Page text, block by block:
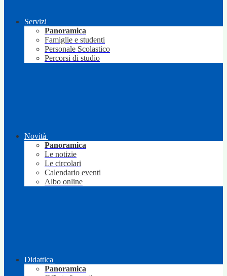
Servizi
Panoramica
Famiglie e studenti
Personale Scolastico
Percorsi di studio
Novità
Panoramica
Le notizie
Le circolari
Calendario eventi
Albo online
Didattica
Panoramica